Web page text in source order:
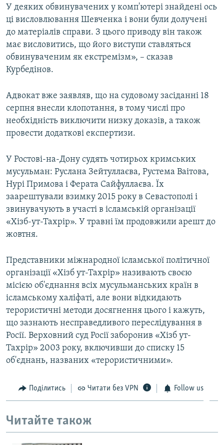
Усі сайти RFE/RL
У деяких обвинувачених у комп'ютері знайдені ось
ці висловлювання Шевченка і вони були долучені
до матеріалів справи. З цього приводу він також
має висловитись, що його виступи ставляться
обвинуваченим як екстремізм», – сказав
Курбедінов.
Адвокат вже заявляв, що на судовому засіданні 18
серпня внесли клопотання, в тому числі про
необхідність виключити низку доказів, а також
провести додаткові експертизи.
У Ростові-на-Дону судять чотирьох кримських
мусульман: Руслана Зейтуллаєва, Рустема Ваітова,
Нурі Примова і Ферата Сайфуллаєва. Їх
заарештували взимку 2015 року в Севастополі і
звинувачують в участі в ісламській організації
«Хізб-ут-Тахрір». У травні їм продовжили арешт до
жовтня.
Представники міжнародної ісламської політичної
організації «Хізб ут-Тахрір» називають своєю
місією об'єднання всіх мусульманських країн в
ісламському халіфаті, але вони відкидають
терористичні методи досягнення цього і кажуть,
що зазнають несправедливого переслідування в
Росії. Верховний суд Росії заборонив «Хізб ут-
Тахрір» 2003 року, включивши до списку 15
об'єднань, названих «терористичними».
Поділитись Читати без VPN Follow us
Читайте також